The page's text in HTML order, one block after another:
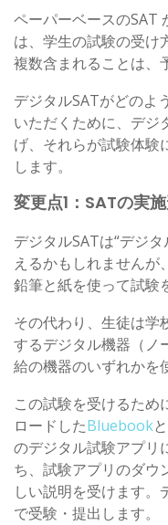
ペーパーベースのSAT
は、学生の試験の受け
複数含まれることは、
デジタルSATがどのよ
いただくために、デジ
げ、それらが試験体験
します。
変更点1：SATの実
デジタルSATは“デジ
えるかもしれません
鉛筆と紙を使って試験
その代わり、生徒は学
するデジタル機器（ノ
給の機器のいずれかを
この試験を受けるため
ロードしたBluebook
のデジタル試験アプリ
ち、試験アプリのダウ
しい説明を受けます。
で受験・提出します。